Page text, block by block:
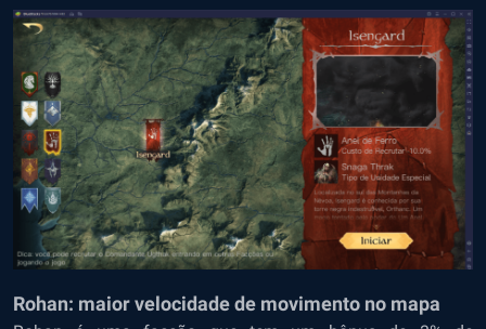
Rohan: maior velocidade de movimento no mapa